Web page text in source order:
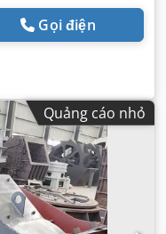
Gọi điện
Quảng cáo nhỏ